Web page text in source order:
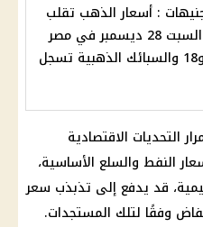
بالجنيهات : أسعار الذهب تقلب
الموازين اليوم السبت 28 ديسمبر في مصر
وهذا سعر 24 و18 والسبائك الذهبية تسجل
التحديات الاقتصادية
النفط والسلع الأساسية،
قد يدفع إلى تذبذب سعر
وفقًا لتلك المستجدات.